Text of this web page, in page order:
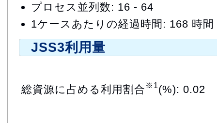
プロセス並列数: 16 - 64
1ケースあたりの経過時間: 168 時間
JSS3利用量
総資源に占める利用割合 ※1(%): 0.02